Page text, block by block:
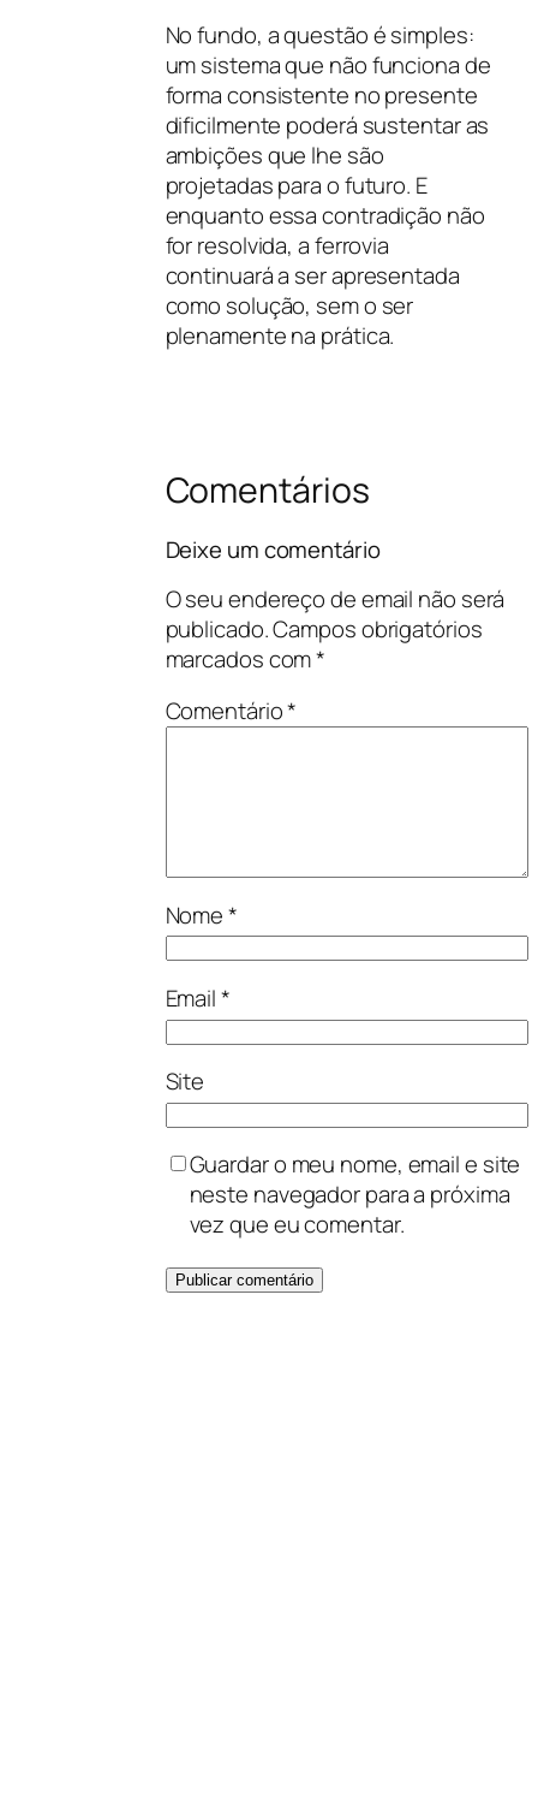
No fundo, a questão é simples:
um sistema que não funciona de
forma consistente no presente
dificilmente poderá sustentar as
ambições que lhe são
projetadas para o futuro. E
enquanto essa contradição não
for resolvida, a ferrovia
continuará a ser apresentada
como solução, sem o ser
plenamente na prática.
Comentários
Deixe um comentário
O seu endereço de email não será
publicado.Campos obrigatórios
marcados com*
Comentário*
Nome*
Email*
Site
Guardar o meu nome, email e site
neste navegador para a próxima
vez que eu comentar.